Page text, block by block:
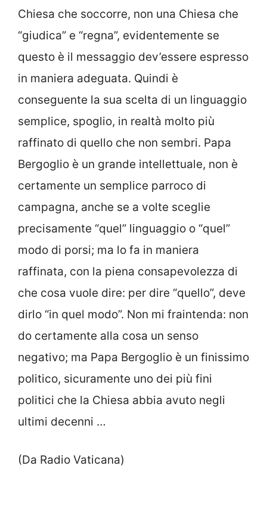
Chiesa che soccorre, non una Chiesa che
“giudica” e “regna”, evidentemente se
questo è il messaggio dev’essere espresso
in maniera adeguata. Quindi è
conseguente la sua scelta di un linguaggio
semplice, spoglio, in realtà molto più
raffinato di quello che non sembri. Papa
Bergoglio è un grande intellettuale, non è
certamente un semplice parroco di
campagna, anche se a volte sceglie
precisamente “quel” linguaggio o “quel”
modo di porsi; ma lo fa in maniera
raffinata, con la piena consapevolezza di
che cosa vuole dire: per dire “quello”, deve
dirlo “in quel modo”. Non mi fraintenda: non
do certamente alla cosa un senso
negativo; ma Papa Bergoglio è un finissimo
politico, sicuramente uno dei più fini
politici che la Chiesa abbia avuto negli
ultimi decenni …
(Da Radio Vaticana)